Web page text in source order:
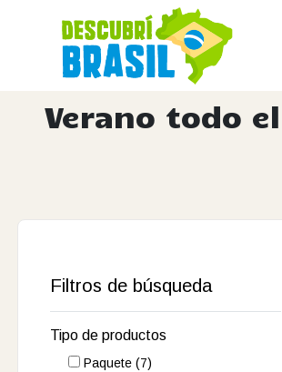
Verano todo
Filtros de búsqueda
Tipo de productos
Paquete(7)